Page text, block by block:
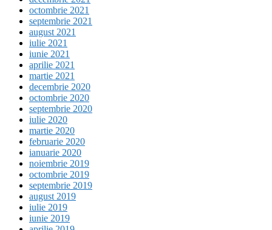
octombrie 2021
septembrie 2021
august 2021
iulie 2021
iunie 2021
aprilie 2021
martie 2021
decembrie 2020
octombrie 2020
septembrie 2020
iulie 2020
martie 2020
februarie 2020
ianuarie 2020
noiembrie 2019
octombrie 2019
septembrie 2019
august 2019
iulie 2019
iunie 2019